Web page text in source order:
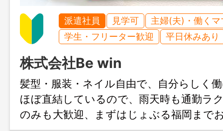
派遣社員 見学可
主婦(夫)・働くマ
学生・フリーター歓迎
平日休みあり
株式会社Be win
髪型・服装・ネイル自由で、自分らしく
ほぼ直結しているので、雨天時も通勤ラ
のみも大歓迎、まずはじょぶる福岡まで